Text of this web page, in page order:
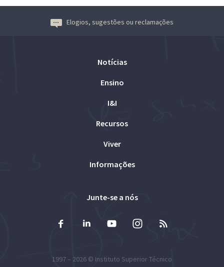
Elogios, sugestões ou reclamações
Notícias
Ensino
I&I
Recursos
Viver
Informações
Junte-se a nós
1997 – 2026 © Instituto Superior Técnico